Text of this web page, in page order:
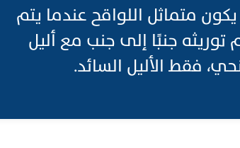
متماثل اللواقح عندما يتم
جنبًا إلى جنب مع أليل
فقط الأليل السائد.